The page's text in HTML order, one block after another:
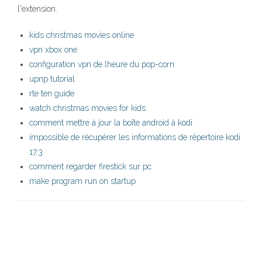
l'extension.
kids christmas movies online
vpn xbox one
configuration vpn de lheure du pop-corn
upnp tutorial
rte ten guide
watch christmas movies for kids
comment mettre à jour la boîte android à kodi
impossible de récupérer les informations de répertoire kodi
17.3
comment regarder firestick sur pc
make program run on startup